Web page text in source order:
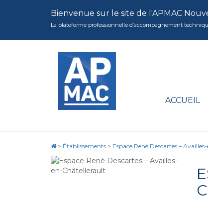
Bienvenue sur le site de l'APMAC
La plateforme professionnelle d’accompagnement
ACCUEIL
> Établissements > Espace René Descartes –